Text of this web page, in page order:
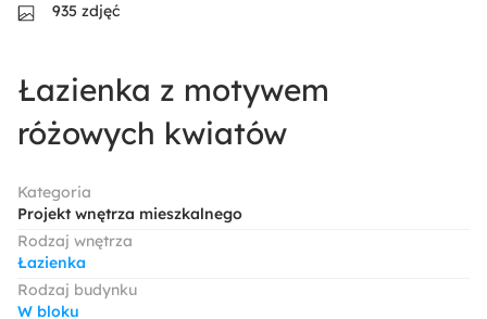
935 zdjęć
Łazienka z motywem
różowych kwiatów
Kategoria
Projekt wnętrza mieszkalnego
Rodzaj wnętrza
Łazienka
Rodzaj budynku
W bloku